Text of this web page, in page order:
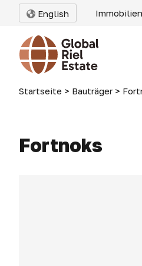
English
Startseite > Bauträger >
Fortnoks